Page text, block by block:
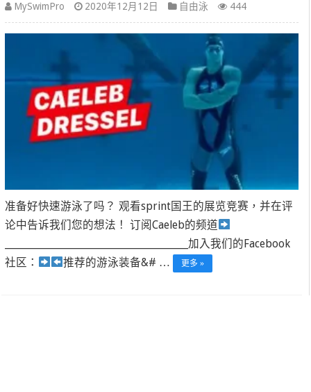
MySwimPro 2020年12月12日 自由泳 444
准备好快速游泳了吗？ 观看sprint国王的展览竞赛，并在评
论中告诉我们您的想法！ 订阅Caeleb的频道
____________________________________________加入我们的Facebook
社区：
推荐的游泳装备&# … 更多 »